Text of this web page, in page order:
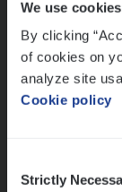
We use cookies
By clicking
of cookies on
analyze site
Cookie policy
Selection
Strictly
Antwerpen
(Agi­le)IT